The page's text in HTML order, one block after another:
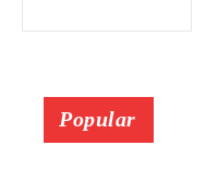
Popular